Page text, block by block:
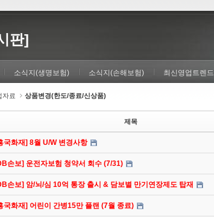
판]
소식지(생명보험) 소식지(손해보험) 최신영업트렌드
자료 상품변경(한도/종료/신상품)
제목
국화재] 8월 U/W 변경사항
손보] 운전자보험 청약서 회수 (7/31)
손보] 암/뇌/심 10억 통장 출시 & 담보별 만기연장제도 탑재
국화재] 어린이 간병15만 플랜 (7월 종료)